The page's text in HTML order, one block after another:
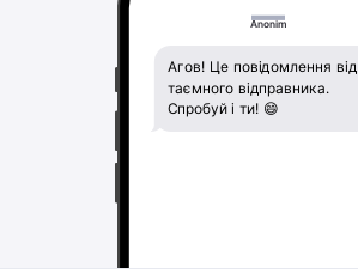
Anonim
Агов! Це повідомлення від
таємного відправника.
Спробуй і ти! 😄